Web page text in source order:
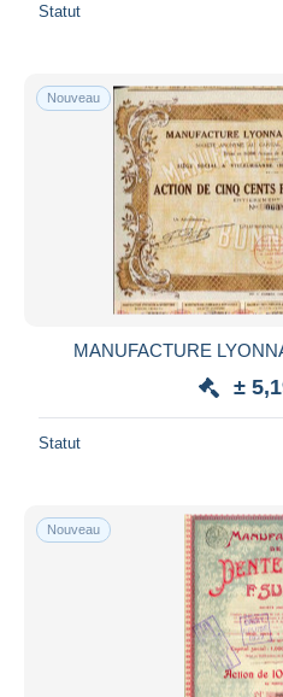
Statut
Nouveau
MANUFACTURE
±
Statut
Nouveau